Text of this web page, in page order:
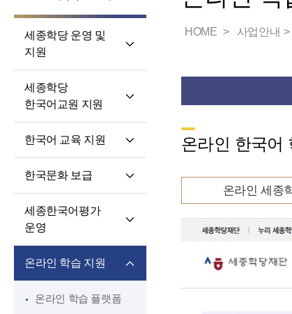
세종학당 운영 및
지원
세종학당 신규 지정
세종학당 운영 지원
세종학당
한국어교원 지원
한국어교원의 직무와
핵심 역량
교원 전문성 강화
파견교원 지원
한국어 교육 지원
한국문화 보급
말하기 쓰기 대회
세종학당 문화인턴
세종한국어평가
운영
온라인 학습 지원
온라인 학습 플랫폼
HOME 사업안내
온라인 한국어
온라인 세종